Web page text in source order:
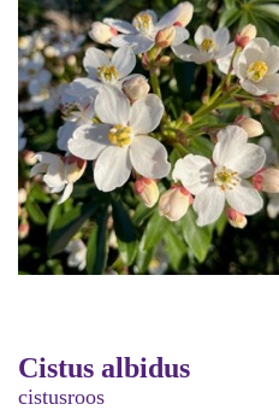
Cistus albidus
cistusroos